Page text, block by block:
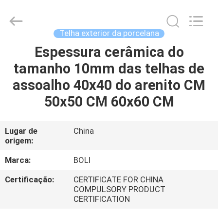
CASA
PRODUTOS
VÍDEOS
SOBRE
NÓS
CERAMICS
CO.,LTD..
Telha exterior da porcelana
Espessura cerâmica do
tamanho 10mm das telhas de
assoalho 40x40 do arenito CM
50x50 CM 60x60 CM
Lugar de
origem:
China
Marca:
BOLI
Certificação:
CERTIFICATE FOR CHINA
COMPULSORY PRODUCT
CERTIFICATION